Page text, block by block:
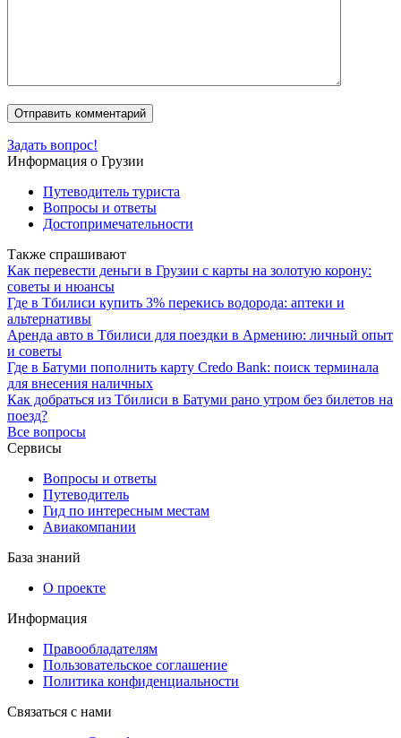
Задать вопрос!
Информация о Грузии
Путеводитель туриста
Вопросы и ответы
Достопримечательности
Также спрашивают
Как перевести деньги в Грузии с карты на золотую корону:
советы и нюансы
Где в Тбилиси купить 3% перекись водорода: аптеки и
альтернативы
Аренда авто в Тбилиси для поездки в Армению: личный опыт
и советы
Где в Батуми пополнить карту Credo Bank: поиск терминала
для внесения наличных
Как добраться из Тбилиси в Батуми рано утром без билетов на
поезд?
Все вопросы
Сервисы
Вопросы и ответы
Путеводитель
Гид по интересным местам
Авиакомпании
База знаний
О проекте
Информация
Правообладателям
Пользовательское соглашение
Политика конфиденциальности
Связаться с нами